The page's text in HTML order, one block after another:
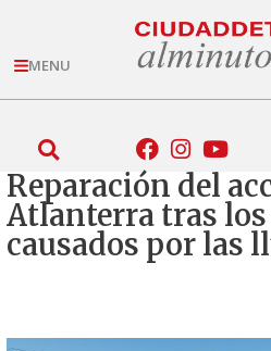
MENU
Reparación del
Atlanterra tras
causados por las